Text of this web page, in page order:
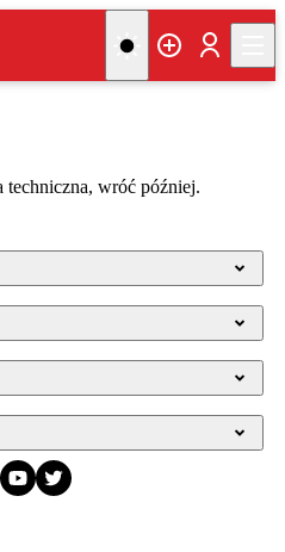
techniczna, wróć później.